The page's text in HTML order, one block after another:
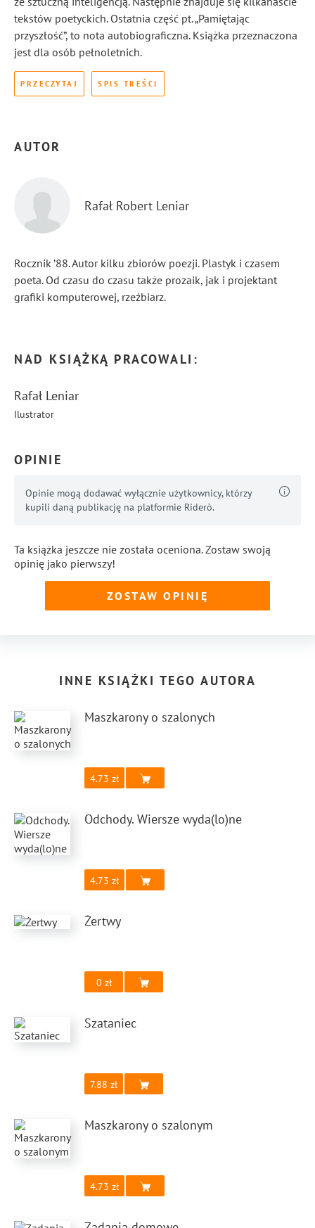
tekstów poetyckich. Ostatnia część pt. „Pamiętając
przyszłość”, to nota autobiograficzna. Książka przeznaczona
jest dla osób pełnoletnich.
PRZECZYTAJ SPIS TREŚCI
AUTOR
Rafał Robert Leniar
Rocznik ’88. Autor kilku zbiorów poezji. Plastyk i czasem
poeta. Od czasu do czasu także prozaik, jak i projektant
grafiki komputerowej, rzeźbiarz.
NAD KSIĄŻKĄ PRACOWALI:
Rafał Leniar
Ilustrator
OPINIE
Opinie mogą dodawać wyłącznie użytkownicy, którzy
kupili daną publikację na platformie Riderò.
Ta książka jeszcze nie została oceniona. Zostaw swoją
opinię jako pierwszy!
ZOSTAW OPINIĘ
INNE KSIĄŻKI TEGO AUTORA
Maszkarony o szalonych
4.73
Odchody. Wiersze wyda(lo)ne
4.73
Żertwy
0
Szataniec
7.88
Maszkarony o szalonym
4.73